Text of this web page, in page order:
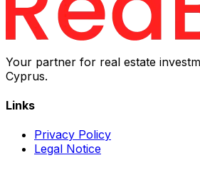
Your partner for real estate
Cyprus.
Links
Privacy Policy
Legal Notice